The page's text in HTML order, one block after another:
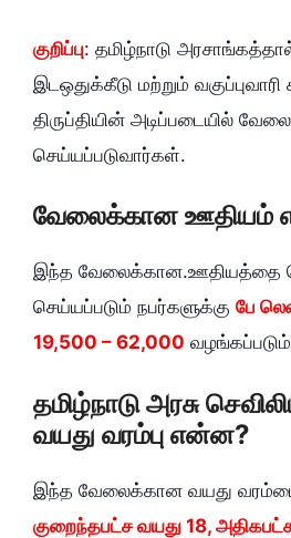
குறிப்பு: தமிழ்நாடு
இடஒதுக்கீடு மற்றும் வகுப்புவாரி
திருப்தியின் அடிப்படையில்
செய்யப்படுவார்கள்.
வேலைக்கான ஊதியம்
இந்த வேலைக்கான.ஊதியத்தை
செய்யப்படும் நபர்களுக்கு பே
19,500 – 62,000
தமிழ்நாடு அரசு
வயது வரம்பு என்ன?
இந்த வேலைக்கான வயது
குறைந்தபட்ச வயது 18,